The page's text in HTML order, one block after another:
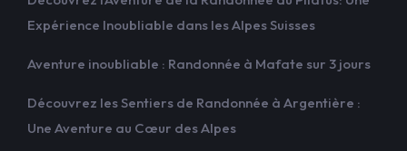
Expérience Inoubliable dans les Alpes Suisses
Aventure inoubliable : Randonnée à Mafate sur 3 jours
Découvrez les Sentiers de Randonnée à Argentière :
Une Aventure au Cœur des Alpes